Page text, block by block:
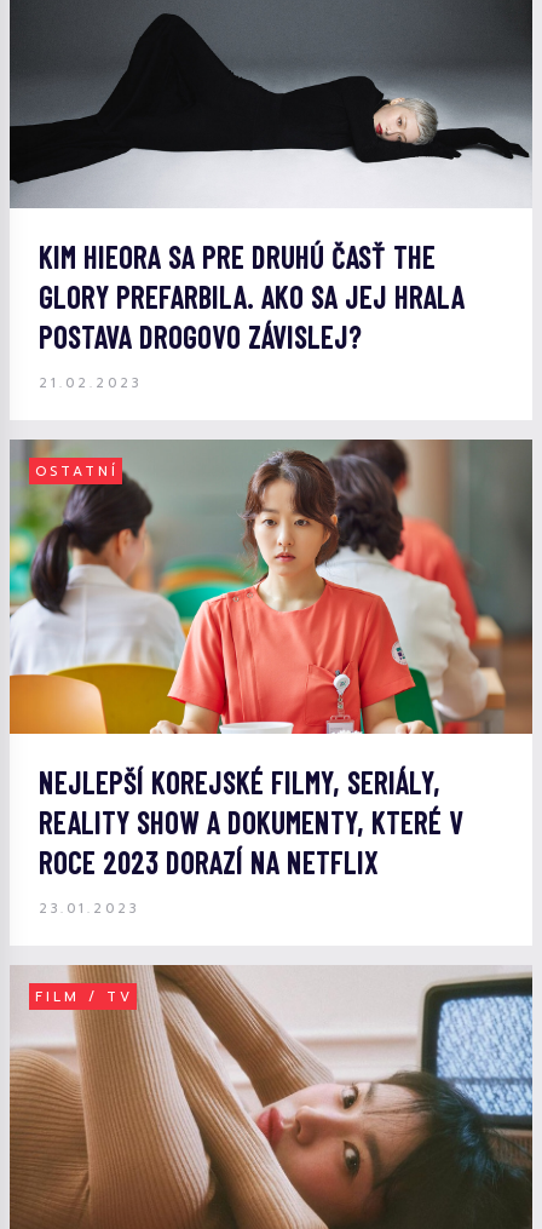
KIM HIEORA SA PRE DRUHÚ ČASŤ THE
GLORY PREFARBILA. AKO SA JEJ HRALA
POSTAVA DROGOVO ZÁVISLEJ?
21.02.2023
OSTATNÍ
NEJLEPŠÍ KOREJSKÉ FILMY, SERIÁLY,
REALITY SHOW A DOKUMENTY, KTERÉ V
ROCE 2023 DORAZÍ NA NETFLIX
23.01.2023
FILM / TV